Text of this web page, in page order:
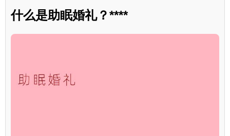
什么是助眠婚礼？****